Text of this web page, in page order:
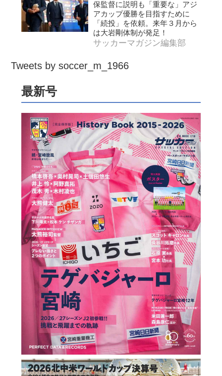
保監督に説明も「重要な」アジ
アカップ優勝を目指すために
「続投」を依頼。来年３月から
は大岩剛体制が発足！
サッカーマガジン編集部
Tweets by soccer_m_1966
最新号